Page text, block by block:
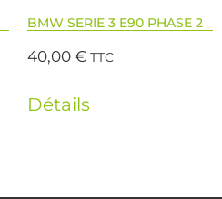
BMW SERIE 3 E90 PHASE 2
40,00€ TTC
Détails